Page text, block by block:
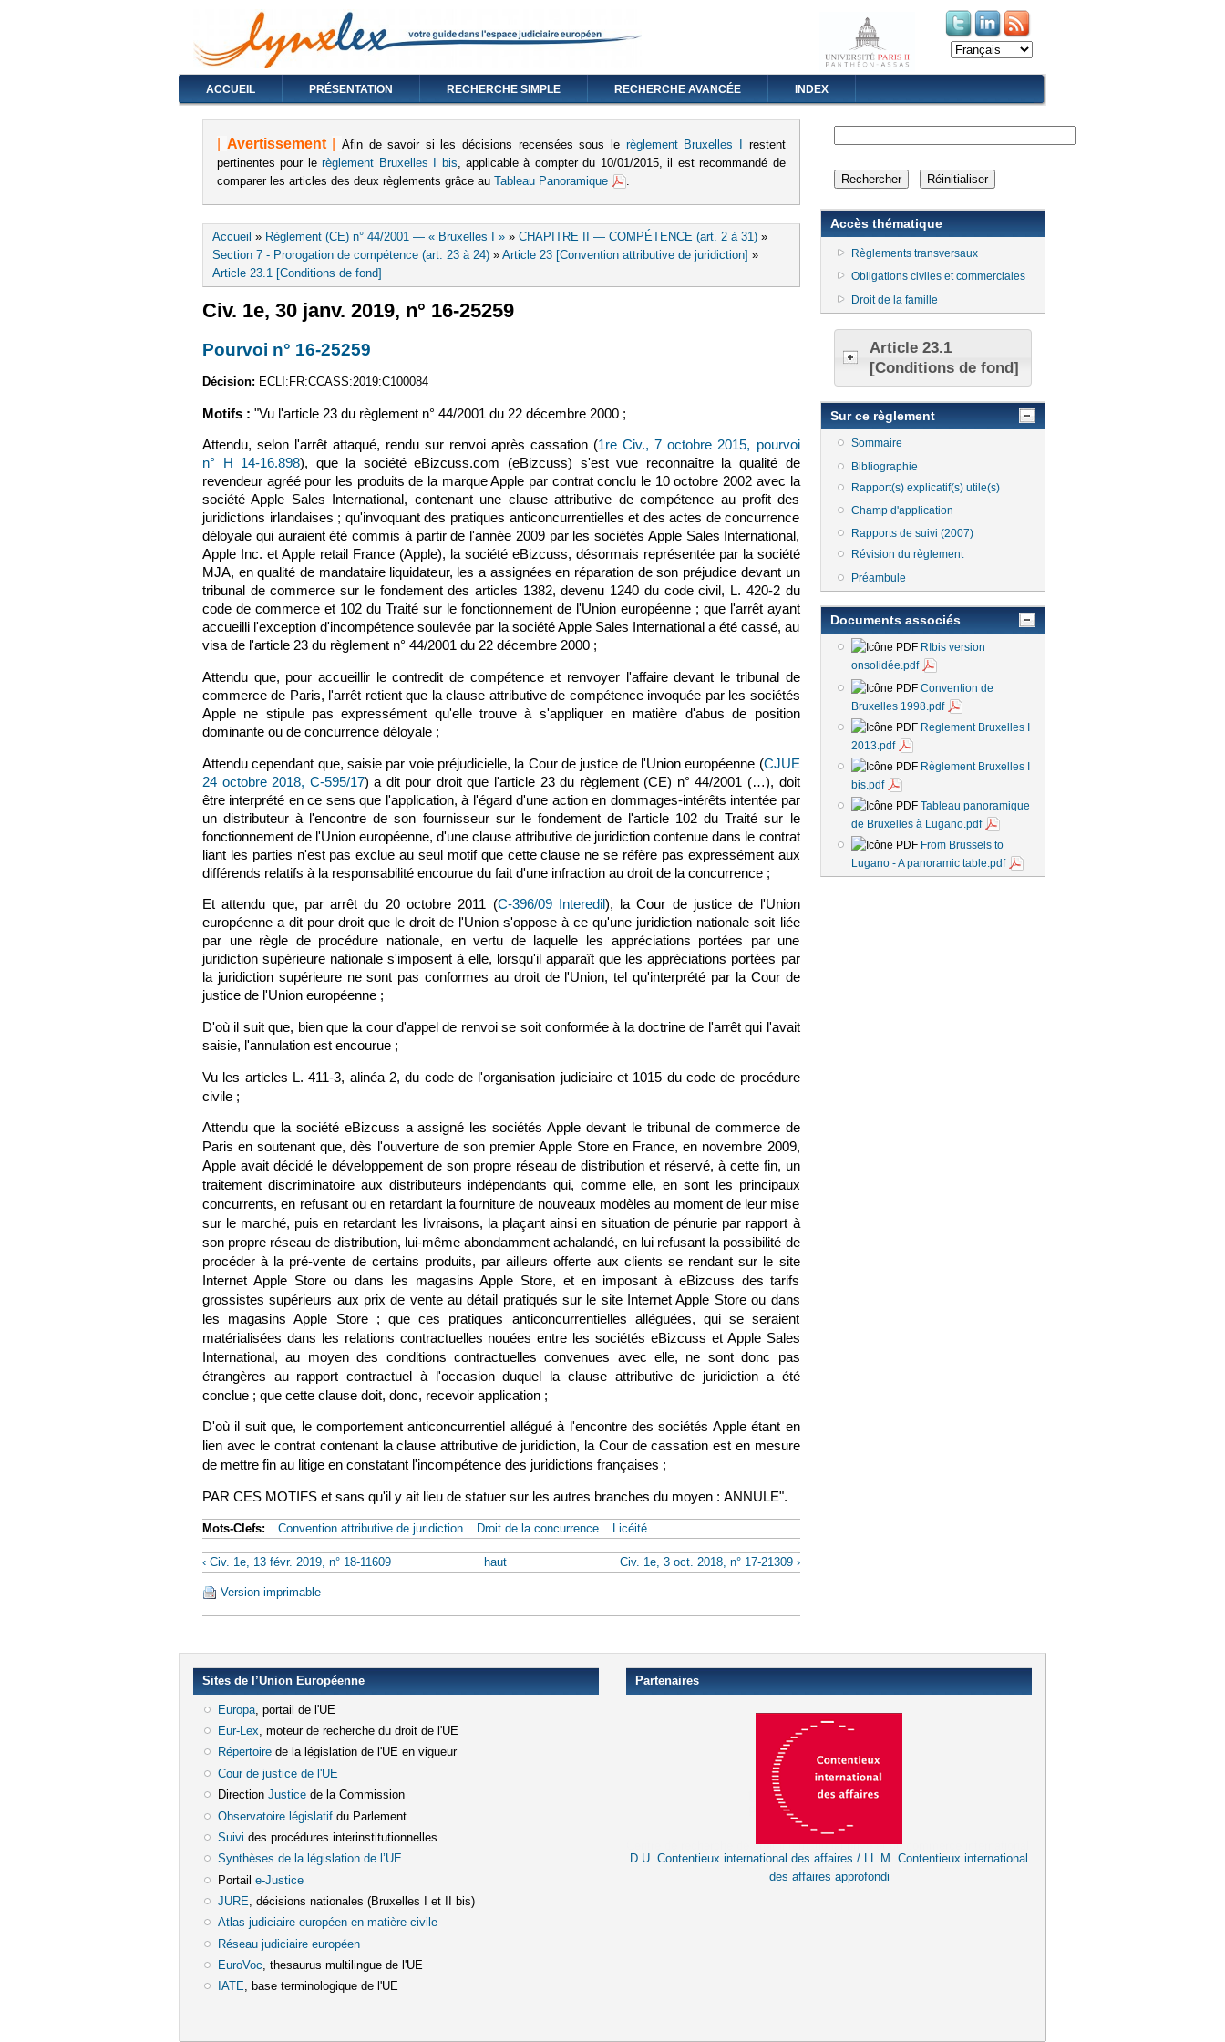
(le lien est externe)
(le lien est externe)
ACCUEIL PRÉSENTATION RECHERCHE SIMPLE RECHERCHE AVANCÉE INDEX
Avertissement Afin de savoir si les décisions recensées sous le règlement Bruxelles I
restent
pertinentes pour lerèglement Bruxelles I bis, applicable à compter du 10/01/2015, il est recommandé de
comparer les articles des deux règlements grâce au Tableau Panoramique .
Vous êtes ici
Accueil » Règlement (CE) n° 44/2001 — « Bruxelles I » » CHAPITRE II — COMPÉTENCE (art. 2 à 31) »
Section 7 - Prorogation de compétence (art. 23 à 24) » Article 23 [Convention attributive de juridiction] »
Article 23.1 [Conditions de fond]
Civ. 1e, 30 janv. 2019, n° 16-25259
Pourvoi n° 16-25259
Décision: ECLI:FR:CCASS:2019:C100084
Motifs : "Vu l'article 23 du règlement n° 44/2001 du 22 décembre 2000 ;
Attendu, selon l'arrêt attaqué, rendu sur renvoi après cassation (1re Civ., 7 octobre 2015, pourvoi
n° H 14-16.898), que la société eBizcuss.com (eBizcuss) s'est vue reconnaître la qualité de
revendeur agréé pour les produits de la marque Apple par contrat conclu le 10 octobre 2002 avec la
société Apple Sales International, contenant une clause attributive de compétence au profit des
juridictions irlandaises ; qu'invoquant des pratiques anticoncurrentielles et des actes de concurrence
déloyale qui auraient été commis à partir de l'année 2009 par les sociétés Apple Sales International,
Apple Inc. et Apple retail France (Apple), la société eBizcuss, désormais représentée par la société
MJA, en qualité de mandataire liquidateur, les a assignées en réparation de son préjudice devant un
tribunal de commerce sur le fondement des articles 1382, devenu 1240 du code civil, L. 420-2 du
code de commerce et 102 du Traité sur le fonctionnement de l'Union européenne ; que l'arrêt ayant
accueilli l'exception d'incompétence soulevée par la société Apple Sales International a été cassé, au
visa de l'article 23 du règlement n° 44/2001 du 22 décembre 2000 ;
Attendu que, pour accueillir le contredit de compétence et renvoyer l'affaire devant le tribunal de
commerce de Paris, l'arrêt retient que la clause attributive de compétence invoquée par les sociétés
Apple ne stipule pas expressément qu'elle trouve à s'appliquer en matière d'abus de position
dominante ou de concurrence déloyale ;
Attendu cependant que, saisie par voie préjudicielle, la Cour de justice de l'Union européenne (CJUE
24 octobre 2018, C-595/17) a dit pour droit que l'article 23 du règlement (CE) n° 44/2001 (…), doit
être interprété en ce sens que l'application, à l'égard d'une action en dommages-intérêts intentée par
un distributeur à l'encontre de son fournisseur sur le fondement de l'article 102 du Traité sur le
fonctionnement de l'Union européenne, d'une clause attributive de juridiction contenue dans le contrat
liant les parties n'est pas exclue au seul motif que cette clause ne se réfère pas expressément aux
différends relatifs à la responsabilité encourue du fait d'une infraction au droit de la concurrence ;
Et attendu que, par arrêt du 20 octobre 2011 (C-396/09 Interedil(le lien est externe)
), la Cour de justice de l'Union
européenne a dit pour droit que le droit de l'Union s'oppose à ce qu'une juridiction nationale soit liée
par une règle de procédure nationale, en vertu de laquelle les appréciations portées par une
juridiction supérieure nationale s'imposent à elle, lorsqu'il apparaît que les appréciations portées par
la juridiction supérieure ne sont pas conformes au droit de l'Union, tel qu'interprété par la Cour de
justice de l'Union européenne ;
D'où il suit que, bien que la cour d'appel de renvoi se soit conformée à la doctrine de l'arrêt qui l'avait
saisie, l'annulation est encourue ;
Vu les articles L. 411-3, alinéa 2, du code de l'organisation judiciaire et 1015 du code de procédure
civile ;
Attendu que la société eBizcuss a assigné les sociétés Apple devant le tribunal de commerce de
Paris en soutenant que, dès l'ouverture de son premier Apple Store en France, en novembre 2009,
Apple avait décidé le développement de son propre réseau de distribution et réservé, à cette fin, un
traitement discriminatoire aux distributeurs indépendants qui, comme elle, en sont les principaux
concurrents, en refusant ou en retardant la fourniture de nouveaux modèles au moment de leur mise
sur le marché, puis en retardant les livraisons, la plaçant ainsi en situation de pénurie par rapport à
son propre réseau de distribution, lui-même abondamment achalandé, en lui refusant la possibilité de
procéder à la pré-vente de certains produits, par ailleurs offerte aux clients se rendant sur le site
Internet Apple Store ou dans les magasins Apple Store, et en imposant à eBizcuss des tarifs
grossistes supérieurs aux prix de vente au détail pratiqués sur le site Internet Apple Store ou dans
les magasins Apple Store ; que ces pratiques anticoncurrentielles alléguées, qui se seraient
matérialisées dans les relations contractuelles nouées entre les sociétés eBizcuss et Apple Sales
International, au moyen des conditions contractuelles convenues avec elle, ne sont donc pas
étrangères au rapport contractuel à l'occasion duquel la clause attributive de juridiction a été
conclue ; que cette clause doit, donc, recevoir application ;
D'où il suit que, le comportement anticoncurrentiel allégué à l'encontre des sociétés Apple étant en
lien avec le contrat contenant la clause attributive de juridiction, la Cour de cassation est en mesure
de mettre fin au litige en constatant l'incompétence des juridictions françaises ;
PAR CES MOTIFS et sans qu'il y ait lieu de statuer sur les autres branches du moyen : ANNULE".
Mots-Clefs: Convention attributive de juridiction Droit de la concurrence Licéité
‹ Civ. 1e, 13 févr. 2019, n° 18-11609 haut Civ. 1e, 3 oct. 2018, n° 17-21309 ›
Version imprimable
Accès thématique
Règlements transversaux
Obligations civiles et commerciales
Droit de la famille
Article 23.1
[Conditions de fond]
Sur ce règlement
Sommaire
Bibliographie
Rapport(s) explicatif(s) utile(s)
Champ d'application
Rapports de suivi (2007)
Révision du règlement
Préambule
Documents associés
RIbis version
onsolidée.pdf
Convention de
Bruxelles 1998.pdf
Reglement Bruxelles I
2013.pdf
Règlement Bruxelles I
bis.pdf
Tableau panoramique
de Bruxelles à Lugano.pdf
From Brussels to
Lugano - A panoramic table.pdf
Sites de l’Union Européenne
Europa(le lien est externe)
, portail de l'UE
Eur-Lex(le lien est externe)
, moteur de recherche du droit de l'UE
Répertoire(le lien est externe)
de la législation de l'UE en vigueur
Cour de justice de l'UE
Direction Justice(le lien est externe)
de la Commission
Observatoire législatif(le lien est externe)
du Parlement
Suivi (le lien est externe)
des procédures interinstitutionnelles
Synthèses de la législation de l’UE(le lien est externe)
Portail e-Justice(le lien est externe)
JURE (le lien est externe)
, décisions nationales (Bruxelles I et II bis)
Atlas judiciaire européen en matière civile(le lien est externe)
Réseau judiciaire européen(le lien est externe)
EuroVoc(le lien est externe)
, thesaurus multilingue de l'UE
IATE(le lien est externe)
, base terminologique de l'UE
Partenaires
D.U. Contentieux international des affaires / LL.M. Contentieux international
des affaires approfondi